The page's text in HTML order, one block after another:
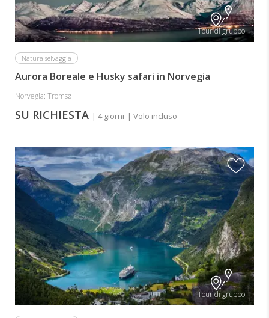
Tour di gruppo
Natura selvaggia
Aurora Boreale e Husky safari in Norvegia
Norvegia: Tromsø
SU RICHIESTA | 4 giorni | Volo incluso
Tour di gruppo